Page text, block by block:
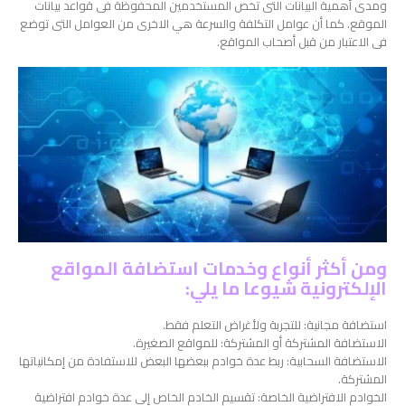
ومدى أهمية البيانات التى تخص المستخدمين المحفوظة فى قواعد بيانات
الموقع. كما أن عوامل التكلفة والسرعة هي الاخرى من العوامل التى توضع
فى الاعتبار من قبل أصحاب المواقع.
ومن أكثر أنواع وخدمات استضافة المواقع
الإلكترونية شيوعا ما يلي:
استضافة مجانية: للتجربة ولأغراض التعلم فقط.
الاستضافة المشتركة أو المشتركة: للمواقع الصغيرة.
الاستضافة السحابية: ربط عدة خوادم ببعضها البعض للاستفادة من إمكانياتها
المشتركة.
الخوادم الافتراضية الخاصة: تقسيم الخادم الخاص إلى عدة خوادم افتراضية